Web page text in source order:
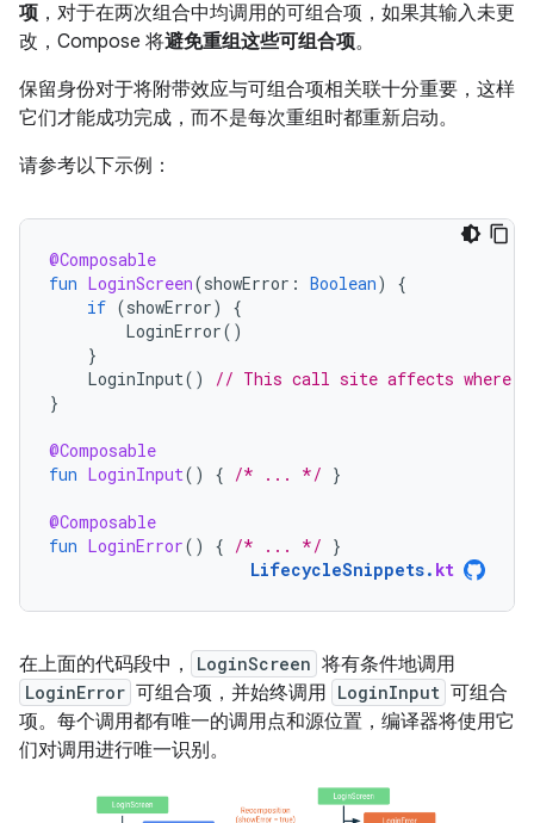
项 ，对于在两次组合中均调用的可组合项，如果其输入未更
改，Compose 将避免重组这些可组合项。
保留身份对于将附带效应与可组合项相关联十分重要，这样
它们才能成功完成，而不是每次重组时都重新启动。
请参考以下示例：
@Composable
fun LoginScreen(showError : Boolean)
{
if (showError)
{
LoginError()
}
LoginInput()
// This call site affects where
}
@Composable
fun LoginInput() { /* ... */ }
@Composable
fun LoginError() { /* ... */ }
LifecycleSnippets. kt
在上面的代码段中， LoginScreen 将有条件地调用
LoginError 可组合项，并始终调用 LoginInput 可组合
项。每个调用都有唯一的调用点和源位置，编译器将使用它
们对调用进行唯一识别。